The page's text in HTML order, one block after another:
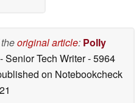
original article: Polly
- Senior Tech Writer- 5964
on Notebookcheck